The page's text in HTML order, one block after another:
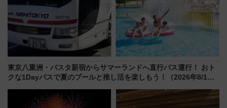
東京八重洲・バスタ新宿からサマーランドへ直行バス運行！ おト
クな1Dayパスで夏のプールと推し活を楽しもう！（2026年8/1～